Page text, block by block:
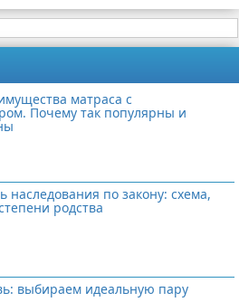
матраса с
Почему так популярны и
наследования по закону: схема,
родства
выбираем идеальную пару